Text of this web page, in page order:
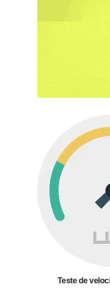
Teste de